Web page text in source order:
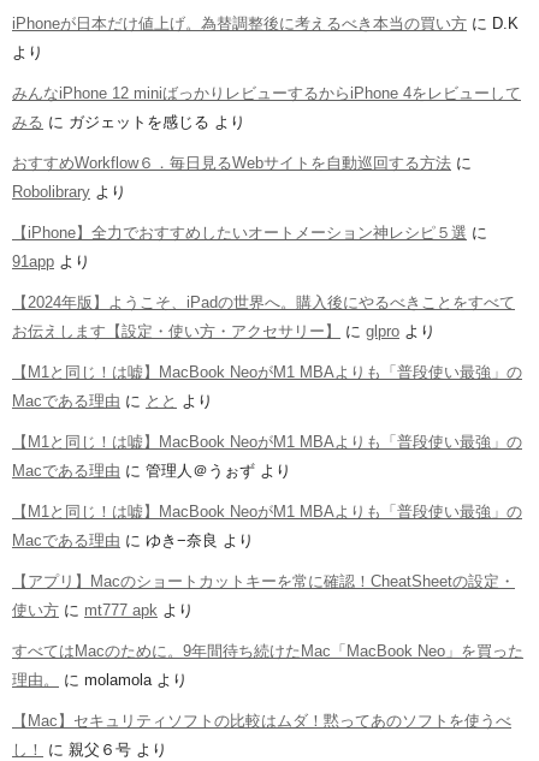
iPhoneが日本だけ値上げ。為替調整後に考えるべき本当の買い方 に D.K
より
みんなiPhone 12 miniばっかりレビューするからiPhone 4をレビューして
みる に ガジェットを感じる より
おすすめWorkflow６．毎日見るWebサイトを自動巡回する方法 に
Robolibrary より
【iPhone】全力でおすすめしたいオートメーション神レシピ５選 に
91app より
【2024年版】ようこそ、iPadの世界へ。購入後にやるべきことをすべて
お伝えします【設定・使い方・アクセサリー】
に glpro より
【M1と同じ！は嘘】MacBook NeoがM1 MBAよりも「普段使い最強」の
Macである理由 に とと より
【M1と同じ！は嘘】MacBook NeoがM1 MBAよりも「普段使い最強」の
Macである理由 に 管理人＠うぉず より
【M1と同じ！は嘘】MacBook NeoがM1 MBAよりも「普段使い最強」の
Macである理由 に ゆき−奈良 より
【アプリ】Macのショートカットキーを常に確認！CheatSheetの設定・
使い方 に mt777 apk より
すべてはMacのために。9年間待ち続けたMac「MacBook Neo」を買った
理由。
に molamolaより
【Mac】セキュリティソフトの比較はムダ！黙ってあのソフトを使うべ
し！
に 親父６号 より